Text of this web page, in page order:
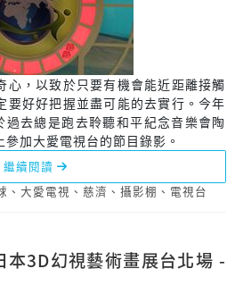
心，以致於只要有機會能近距離接觸
要好好把握並盡可能的去實行。今年
去總是跑去聆聽和平紀念音樂會陶
加大愛電視台的節目錄影。
繼續閱讀
、 大愛電視 、 慈濟 、 攝影棚 、 電視台
本3D幻視藝術畫展台北場 -